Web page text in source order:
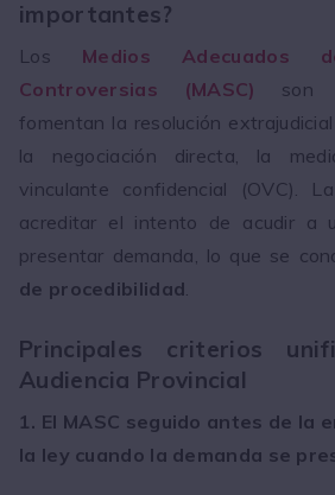
importantes?
Los Medios Adecuados
Controversias (MASC)
son
fomentan la resolución
la negociación directa, la
vinculante confidencial (OVC).
acreditar el intento de acudir a
presentar demanda, lo que se
de procedibilidad.
Principales criterios
Audiencia Provincial
1. El MASC seguido antes de la
la ley cuando la demanda se